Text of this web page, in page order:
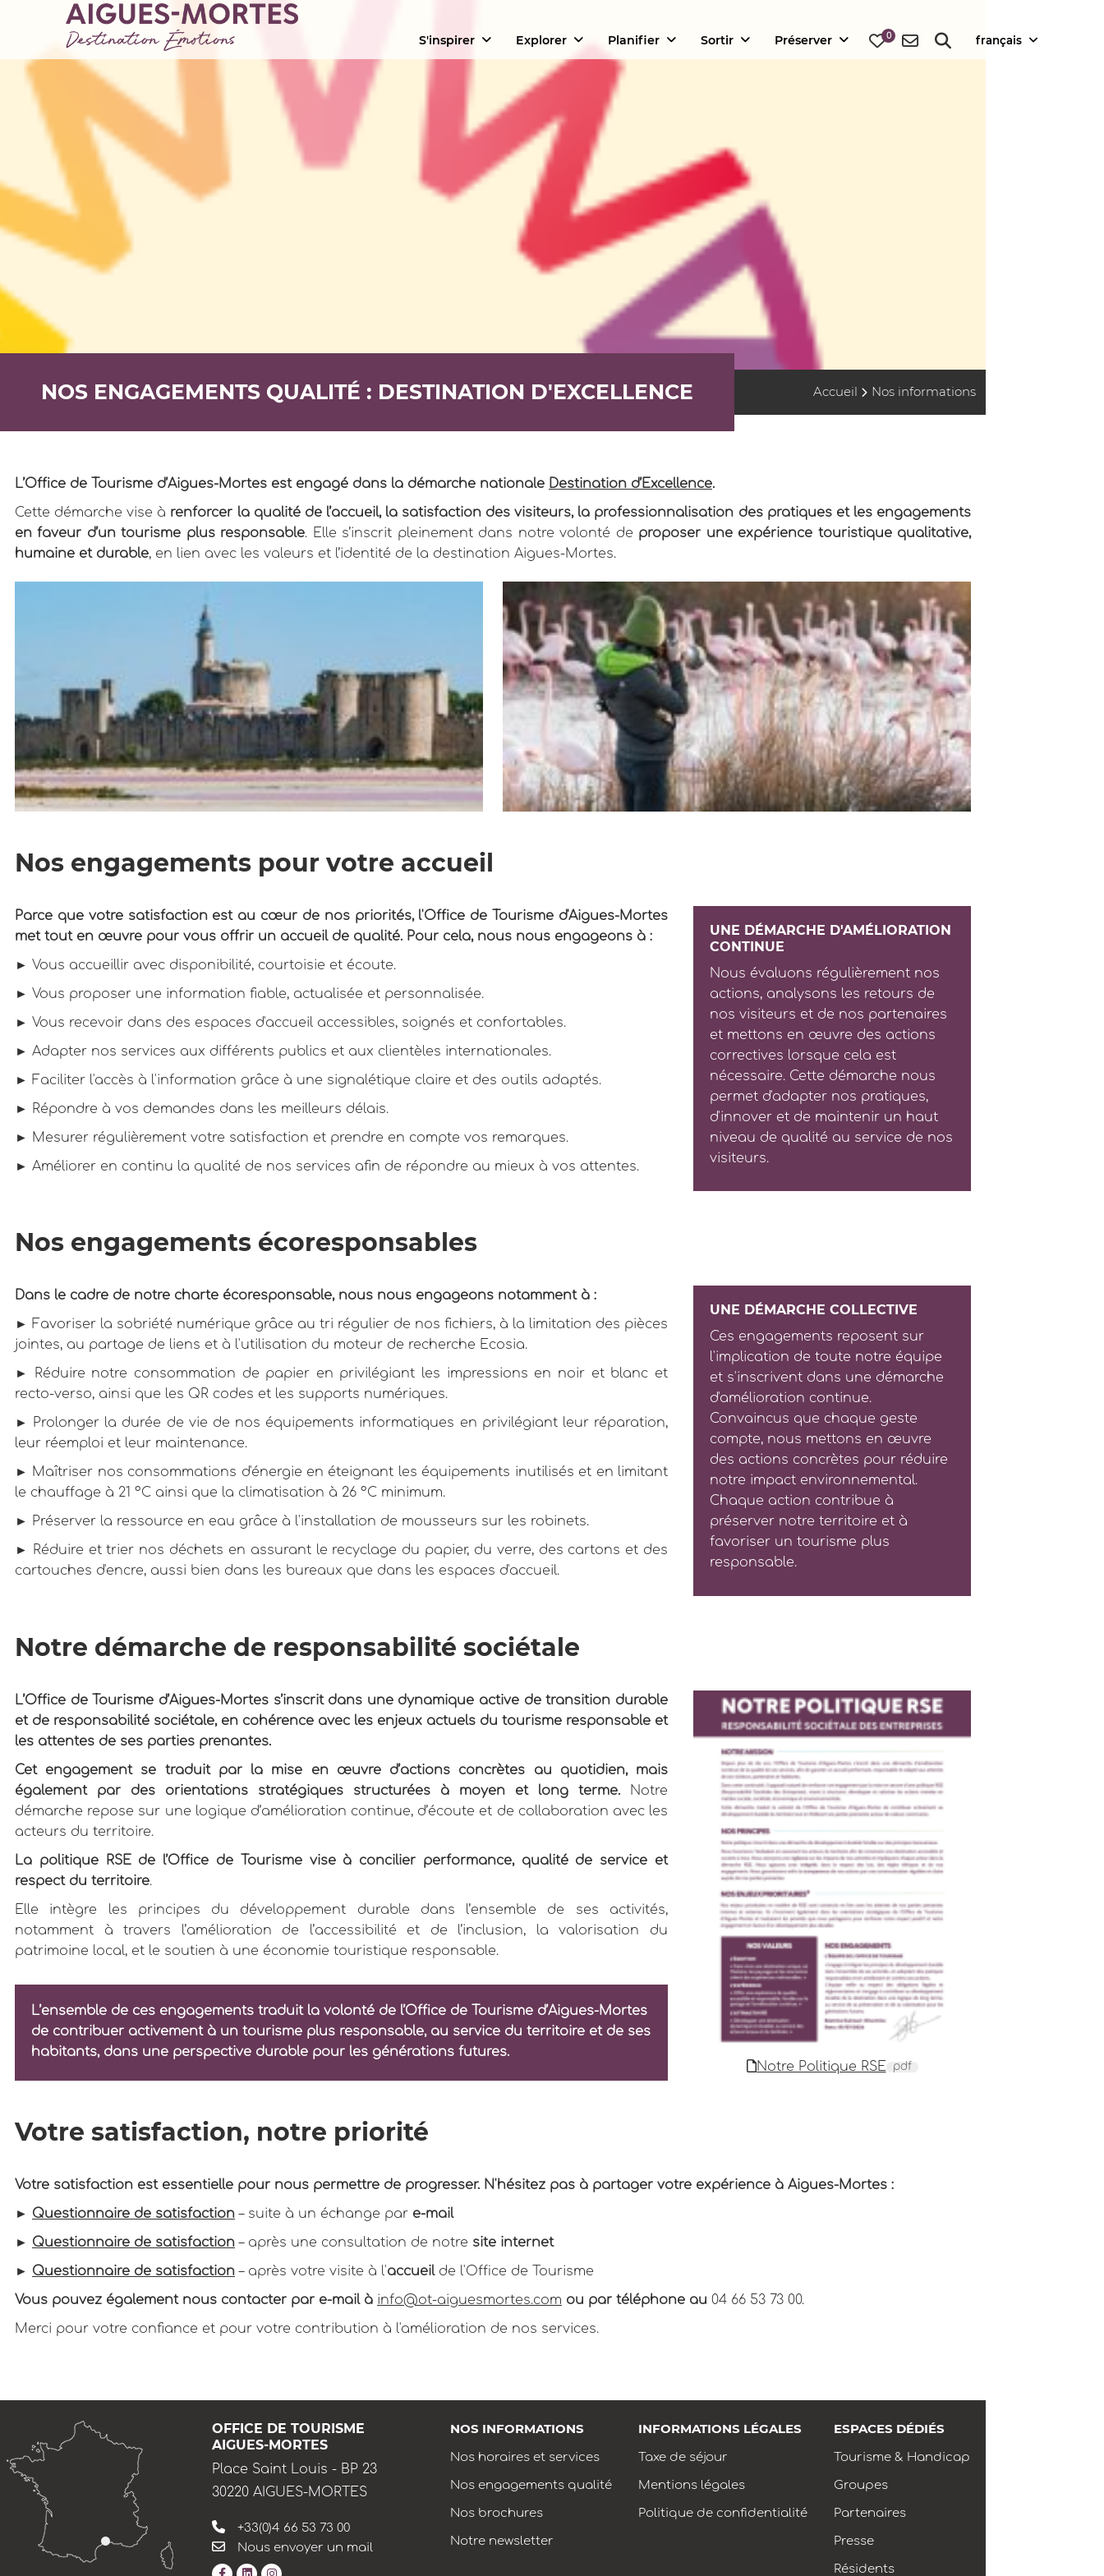
NOS ENGAGEMENTS QUALITÉ : DESTINATION D'EXCELLENCE Accueil Nos informations
L’Office de Tourisme d’Aigues-Mortes est engagé dans la démarche nationale Destination d’Excellence.
Cette démarche vise à renforcer la qualité de l’accueil, la satisfaction des visiteurs, la professionnalisation des pratiques et les engagements
en faveur d’un tourisme plus responsable. Elle s’inscrit pleinement dans notre volonté de proposer une expérience touristique qualitative,
humaine et durable, en lien avec les valeurs et l’identité de la destination Aigues-Mortes.
Nos engagements pour votre accueil
Parce que votre satisfaction est au cœur de nos priorités, l'Office de Tourisme d'Aigues-Mortes
met tout en œuvre pour vous offrir un accueil de qualité. Pour cela, nous nous engageons à :
► Vous accueillir avec disponibilité, courtoisie et écoute.
► Vous proposer une information fiable, actualisée et personnalisée.
► Vous recevoir dans des espaces d'accueil accessibles, soignés et confortables.
► Adapter nos services aux différents publics et aux clientèles internationales.
► Faciliter l'accès à l'information grâce à une signalétique claire et des outils adaptés.
► Répondre à vos demandes dans les meilleurs délais.
► Mesurer régulièrement votre satisfaction et prendre en compte vos remarques.
► Améliorer en continu la qualité de nos services afin de répondre au mieux à vos attentes.
UNE DÉMARCHE D'AMÉLIORATION
CONTINUE
Nous évaluons régulièrement nos
actions, analysons les retours de
nos visiteurs et de nos partenaires
et mettons en œuvre des actions
correctives lorsque cela est
nécessaire. Cette démarche nous
permet d'adapter nos pratiques,
d'innover et de maintenir un haut
niveau de qualité au service de nos
visiteurs.
Nos engagements écoresponsables
Dans le cadre de notre charte écoresponsable, nous nous engageons notamment à :
► Favoriser la sobriété numérique grâce au tri régulier de nos fichiers, à la limitation des pièces
jointes, au partage de liens et à l'utilisation du moteur de recherche Ecosia.
► Réduire notre consommation de papier en privilégiant les impressions en noir et blanc et
recto-verso, ainsi que les QR codes et les supports numériques.
► Prolonger la durée de vie de nos équipements informatiques en privilégiant leur réparation,
leur réemploi et leur maintenance.
► Maîtriser nos consommations d'énergie en éteignant les équipements inutilisés et en limitant
le chauffage à 21 °C ainsi que la climatisation à 26 °C minimum.
► Préserver la ressource en eau grâce à l'installation de mousseurs sur les robinets.
► Réduire et trier nos déchets en assurant le recyclage du papier, du verre, des cartons et des
cartouches d'encre, aussi bien dans les bureaux que dans les espaces d'accueil.
UNE DÉMARCHE COLLECTIVE
Ces engagements reposent sur
l'implication de toute notre équipe
et s'inscrivent dans une démarche
d'amélioration continue.
Convaincus que chaque geste
compte, nous mettons en œuvre
des actions concrètes pour réduire
notre impact environnemental.
Chaque action contribue à
préserver notre territoire et à
favoriser un tourisme plus
responsable.
Notre démarche de responsabilité sociétale
L’Office de Tourisme d’Aigues-Mortes s’inscrit dans une dynamique active de transition durable
et de responsabilité sociétale, en cohérence avec les enjeux actuels du tourisme responsable et
les attentes de ses parties prenantes.
Cet engagement se traduit par la mise en œuvre d’actions concrètes au quotidien, mais
également par des orientations stratégiques structurées à moyen et long terme. Notre
démarche repose sur une logique d’amélioration continue, d’écoute et de collaboration avec les
acteurs du territoire.
La politique RSE de l’Office de Tourisme vise à concilier performance, qualité de service et
respect du territoire.
Elle intègre les principes du développement durable dans l’ensemble de ses activités,
notamment à travers l’amélioration de l’accessibilité et de l’inclusion, la valorisation du
patrimoine local, et le soutien à une économie touristique responsable.
Notre Politique RSE pdf
L’ensemble de ces engagements traduit la volonté de l’Office de Tourisme d’Aigues-Mortes
de contribuer activement à un tourisme plus responsable, au service du territoire et de ses
habitants, dans une perspective durable pour les générations futures.
Votre satisfaction, notre priorité
Votre satisfaction est essentielle pour nous permettre de progresser. N'hésitez pas à partager votre expérience à Aigues-Mortes :
► Questionnaire de satisfaction – suite à un échange par e-mail
► Questionnaire de satisfaction – après une consultation de notre site internet
► Questionnaire de satisfaction – après votre visite à l'accueil de l'Office de Tourisme
Vous pouvez également nous contacter par e-mail à info@ot-aiguesmortes.com ou par téléphone au 04 66 53 73 00.
Merci pour votre confiance et pour votre contribution à l'amélioration de nos services.
S'inspirer Explorer Planifier Sortir Préserver 0 français
OFFICE DE TOURISME
AIGUES-MORTES
Place Saint Louis - BP 23
30220 AIGUES-MORTES
+33(0)4 66 53 73 00
Nous envoyer un mail
NOS INFORMATIONS
Nos horaires et services
Nos engagements qualité
Nos brochures
Notre newsletter
INFORMATIONS LÉGALES
Taxe de séjour
Mentions légales
Politique de confidentialité
ESPACES DÉDIÉS
Tourisme & Handicap
Groupes
Partenaires
Presse
Résidents